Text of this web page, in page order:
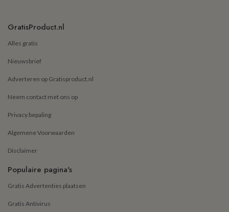
GratisProduct.nl
Alles gratis
Nieuwsbrief
Adverteren op Gratisproduct.nl
Neem contact met ons op
Privacy bepaling
Algemene Voorwaarden
Disclaimer
Populaire pagina's
Gratis Advertenties plaatsen
Gratis Antivirus